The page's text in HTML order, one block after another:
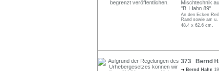
Mischtechnik
"B. Hahn 89".
An den Ecken
Rand sowie am
48,4 x 62,6 cm.
373 Bernd
Bernd Hahn